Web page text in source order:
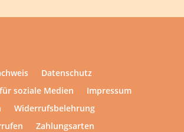
Datenschutz
soziale Medien
Impressum
Widerrufsbelehrung
Zahlungsarten